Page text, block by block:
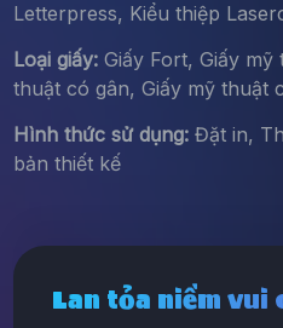
Letterpress, Kiểu thiệp
Loại giấy:Giấy Fort, Giấy mỹ
thuật có gân, Giấy mỹ thuật
Hình thức sử dụng:Đặt in,
bản thiết kế
Lan tỏa niềm vui